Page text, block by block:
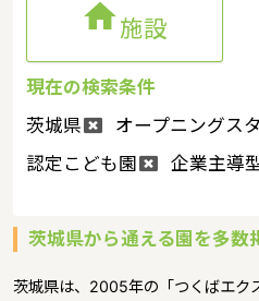
施設
現在の検索条件
茨城県
オープニングス
認定こども園
企業主導
茨城県から通える園を多数
茨城県は、2005年の「つくばエク